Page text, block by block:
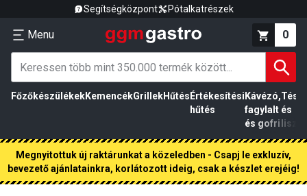
Segítségközpont Pótalkatrészek
Menu 0
FőzőkészülékekKemencékGrillekHűtés Értékesítési
hűtés
Kávézó,
fagylalt
és gofri
és
liszt
Megnyitottuk új raktárunkat a közeledben - Csapj le exkluzív,
bevezető ajánlatainkra, korlátozott ideig, csak a készlet erejéig!